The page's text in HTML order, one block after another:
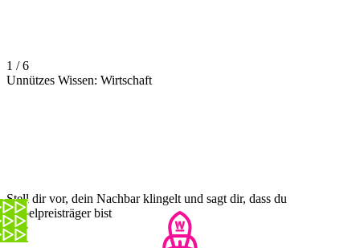
1 / 6
Unnützes Wissen: Wirtschaft
Stell dir vor, dein Nachbar klingelt und sagt dir, dass du
Nobelpreisträger bist